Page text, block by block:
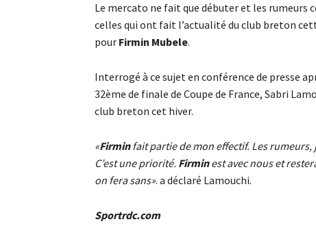
Le mercato ne fait que débuter et les rumeurs
celles qui ont fait l’actualité du club breton
pour Firmin Mubele.
Interrogé à ce sujet en conférence de presse
32ème de finale de Coupe de France, Sabri
club breton cet hiver.
«Firminfait partie de mon effectif. Les rumeurs,
C’est une priorité. Firminest avec nous et
on fera sans». a déclaré Lamouchi.
Sportrdc.com